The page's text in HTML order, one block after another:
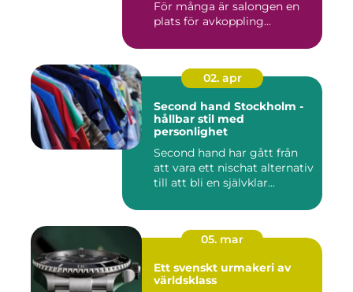
För många är salongen en
plats för avkoppling...
02. apr
Second hand Stockholm -
hållbar stil med
personlighet
Second hand har gått från
att vara ett nischat alternativ
till att bli en självklar...
05. mar
Ett svenskt urmakeri av
världsklass